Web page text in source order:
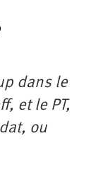
dans le
et le PT,
ou